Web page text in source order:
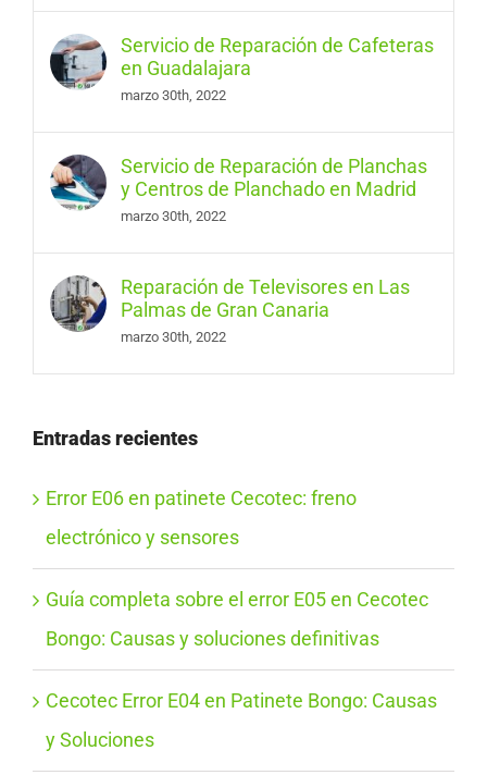
Servicio de Reparación de Cafeteras
en Guadalajara
marzo 30th, 2022
Servicio de Reparación de Planchas
y Centros de Planchado en Madrid
marzo 30th, 2022
Reparación de Televisores en Las
Palmas de Gran Canaria
marzo 30th, 2022
Entradas recientes
Error E06 en patinete Cecotec: freno
electrónico y sensores
Guía completa sobre el error E05 en Cecotec
Bongo: Causas y soluciones definitivas
Cecotec Error E04 en Patinete Bongo: Causas
y Soluciones